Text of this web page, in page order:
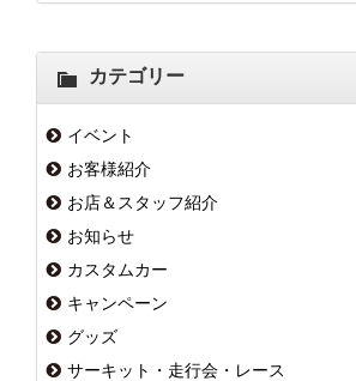
カテゴリー
イベント
お客様紹介
お店＆スタッフ紹介
お知らせ
カスタムカー
キャンペーン
グッズ
サーキット・走行会・レース